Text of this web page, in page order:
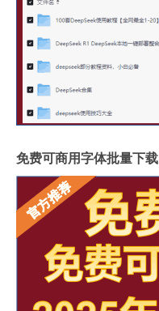
免费可商用字体批量下载